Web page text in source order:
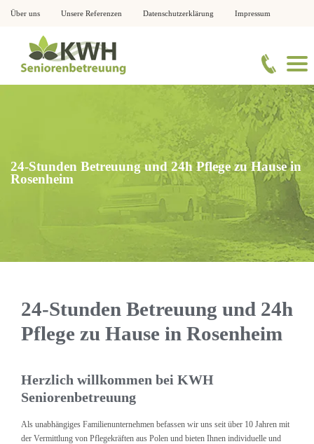
Über uns Unsere Referenzen Datenschutzerklärung Impressum
24-Stunden Betreuung und 24h Pflege zu Hause in
Rosenheim
24-Stunden Betreuung und 24h
Pflege zu Hause in Rosenheim
Herzlich willkommen bei KWH
Seniorenbetreuung
Als unabhängiges Familienunternehmen befassen wir uns seit über 10 Jahren mit
der Vermittlung von Pflegekräften aus Polen und bieten Ihnen individuelle und